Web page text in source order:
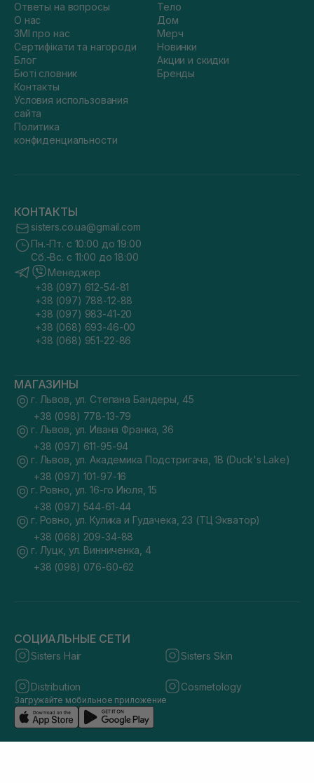
Ответы на вопросы
О нас
ЗМІ про нас
Сертифікати та нагороди
Блог
Бюті словник
Контакты
Условия использования
сайта
Политика
конфиденциальности
Тело
Дом
Мерч
Новинки
Акции и скидки
Бренды
КОНТАКТЫ
sisters.co.ua@gmail.com
Пн.-Пт. с 10:00 до 19:00
Сб.-Вс. с 11:00 до 18:00
Менеджер
+38 (097) 612-54-81
+38 (097) 788-12-88
+38 (097) 983-41-20
+38 (068) 693-46-00
+38 (068) 951-22-86
МАГАЗИНЫ
г. Львов, ул. Степана Бандеры, 45
+38 (098) 778-13-79
г. Львов, ул. Ивана Франка, 36
+38 (097) 611-95-94
г. Львов, ул. Академика Подстригача, 1В (Duck's Lake)
+38 (097) 101-97-16
г. Ровно, ул. 16-го Июля, 15
+38 (097) 544-61-44
г. Ровно, ул. Кулика и Гудачека, 23 (ТЦ Экватор)
+38 (068) 209-34-88
г. Луцк, ул. Винниченка, 4
+38 (098) 076-60-62
СОЦИАЛЬНЫЕ СЕТИ
Sisters Hair Sisters Skin
Distribution Cosmetology
Загружайте мобильное приложение